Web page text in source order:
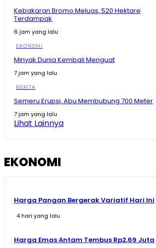
09:16
Perbandingannya dengan Luar
11:43
11:19
Kebakaran Bromo Meluas, 520 Hektare
Terdampak
6 jam yang lalu
EKONOMI
Minyak Dunia Kembali Menguat
7 jam yang lalu
BERITA
Semeru Erupsi, Abu Membubung 700 Meter
7 jam yang lalu
Lihat Lainnya
EKONOMI
Harga Pangan Bergerak Variatif Hari Ini
4 hari yang lalu
Harga Emas Antam Tembus Rp2,69 Juta